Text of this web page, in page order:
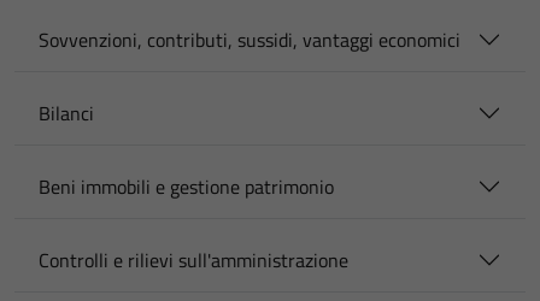
Sovvenzioni, contributi, sussidi, vantaggi economici
Bilanci
Beni immobili e gestione patrimonio
Controlli e rilievi sull'amministrazione